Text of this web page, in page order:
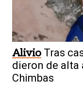
Alivio Tras
dieron de alta
Chimbas